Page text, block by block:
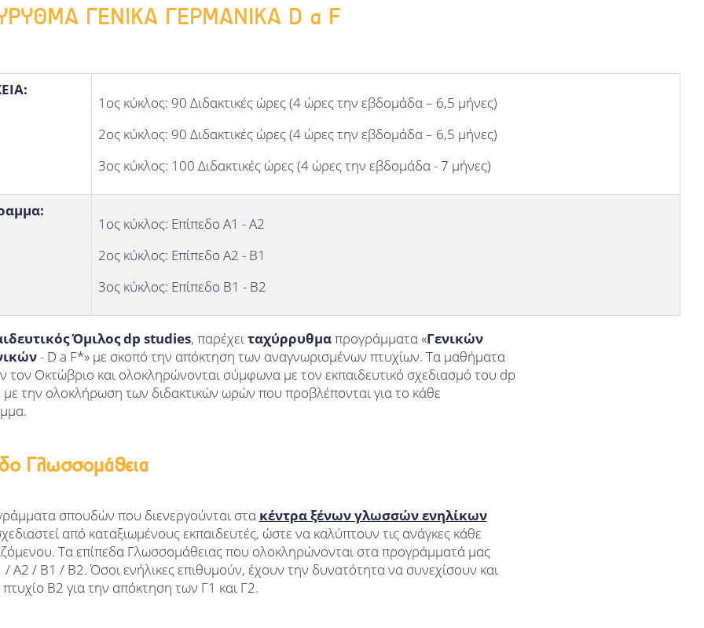
ΓΕΝΙΚΑ ΓΕΡΜΑΝΙΚΑ D a F
1ος κύκλος: 90 Διδακτικές ώρες (4 ώρες την εβδομάδα – 6,5 μήνες)
2ος κύκλος: 90 Διδακτικές ώρες (4 ώρες την εβδομάδα – 6,5 μήνες)
3ος κύκλος: 100 Διδακτικές ώρες (4 ώρες την εβδομάδα - 7 μήνες)
1ος κύκλος: Επίπεδο Α1 - Α2
2ος κύκλος: Επίπεδο Α2 - Β1
3ος κύκλος: Επίπεδο Β1 - Β2
Όμιλος dp studies, παρέχειταχύρρυθμαπρογράμματα «Γενικών
- D a F*» με σκοπό την απόκτηση των αναγνωρισμένων πτυχίων. Τα μαθήματα
τον Οκτώβριο και ολοκληρώνονται σύμφωνα με τον εκπαιδευτικό σχεδιασμό του dp
την ολοκλήρωση των διδακτικών ωρών που προβλέπονται για το κάθε
Γλωσσομάθεια
σπουδών που διενεργούνται στα κέντρα ξένων γλωσσών ενηλίκων
από καταξιωμένους εκπαιδευτές, ώστε να καλύπτουν τις ανάγκες κάθε
Τα επίπεδα Γλωσσομάθειας που ολοκληρώνονται στα προγράμματά μας
/ Α2 / Β1 / Β2. Όσοι ενήλικες επιθυμούν, έχουν την δυνατότητα να συνεχίσουν και
Β2 για την απόκτηση των Γ1 και Γ2.